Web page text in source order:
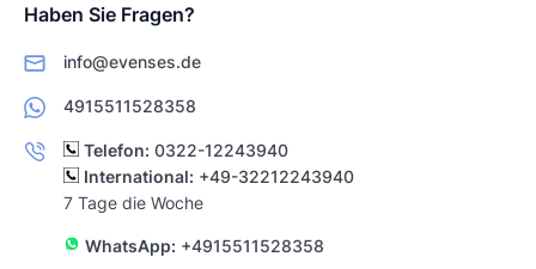
Haben Sie Fragen?
info@evenses.de
4915511528358
Telefon: 0322-12243940
International: +49-32212243940
7 Tage die Woche
WhatsApp: +4915511528358